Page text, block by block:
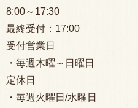
8:00～17:30
最終受付： 17:00
受付営業日
・毎週木曜～日曜日
定休日
・毎週火曜日/水曜日